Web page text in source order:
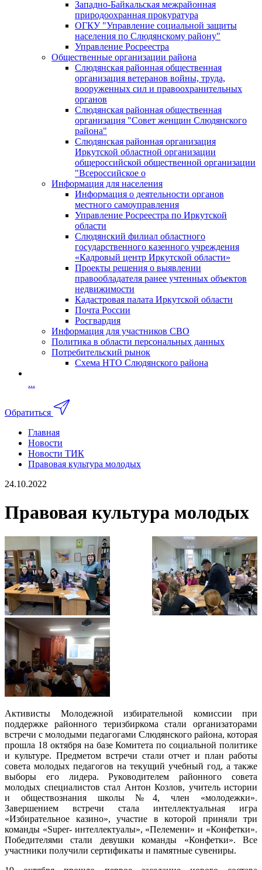
Западно-Байкальская межрайонная
природоохранная прокуратура
ОГКУ "Управление социальной защиты
населения по Слюдянскому району"
Управление Росреестра
Общественные организации района
Слюдянская районная общественная
организация ветеранов войны, труда,
вооруженных сил и правоохранительных
органов
Слюдянская районная общественная
организация "Совет женщин Слюдянского
района"
Слюдянская районная организация
Иркутской областной организации
общероссийской общественной организации
"Всероссийское о
Информация для населения
Информация о деятельности органов
местного самоуправления
Управление Росреестра по Иркутской
области
Слюдянский филиал областного
государственного казенного учреждения
«Кадровый центр Иркутской области»
Проекты решения о выявлении
правообладателя ранее учтенных объектов
недвижимости
Кадастровая палата Иркутской области
Почта России
Росгвардия
Информация для участников СВО
Политика в области персональных данных
Потребительский рынок
Схема НТО Слюдянского района
...
Обратиться
Главная
Новости
Новости ТИК
Правовая культура молодых
24.10.2022
Правовая культура молодых
Активисты Молодежной избирательной комиссии при
поддержке районного теризбиркома стали организаторами
встречи с молодыми педагогами Слюдянского района, которая
прошла 18 октября на базе Комитета по социальной политике
и культуре. Предметом встречи стали отчет и план работы
совета молодых педагогов на текущий учебный год, а также
выборы его лидера. Руководителем районного совета
молодых специалистов стал Антон Козлов, учитель истории
и обществознания школы №4, член «молодежки».
Завершением встречи стала интеллектуальная игра
«Избирательное казино», участие в которой приняли три
команды «Super- интеллектуалы», «Пелемени» и «Конфетки».
Победителями стали девушки команды «Конфетки». Все
участники получили сертификаты и памятные сувениры.